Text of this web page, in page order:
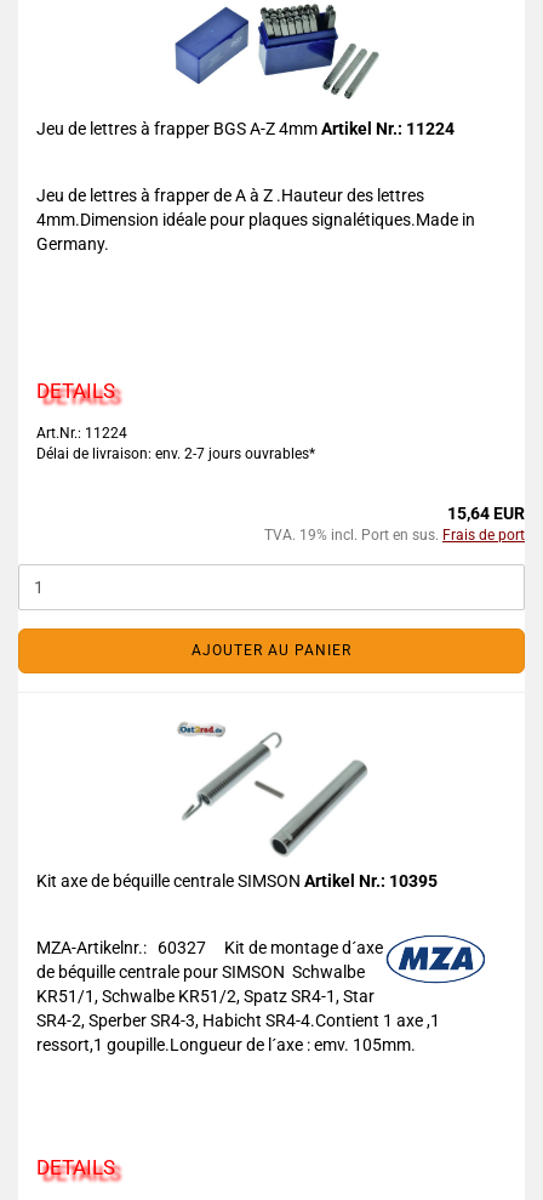
Jeu de lettres à frapper BGS A-Z 4mmArtikel Nr.: 11224
Jeu de lettres à frapper de A à Z .Hauteur des lettres
4mm.Dimension idéale pour plaques signalétiques.Made in
Germany.
DETAILS
Art.Nr.: 11224
Délai de livraison: env. 2-7 jours ouvrables*
15,64 EUR
TVA. 19% incl. Port en sus. Frais de port
AJOUTER AU PANIER
Kit axe de béquille centrale SIMSON Artikel Nr.: 10395
MZA-Artikelnr.: 60327
Kit de montage d´axe
de béquille centrale pour SIMSON Schwalbe
KR51/1, Schwalbe KR51/2, Spatz SR4-1, Star
SR4-2, Sperber SR4-3, Habicht SR4-4.Contient 1 axe ,1
ressort,1 goupille.Longueur de l´axe : emv. 105mm.
DETAILS